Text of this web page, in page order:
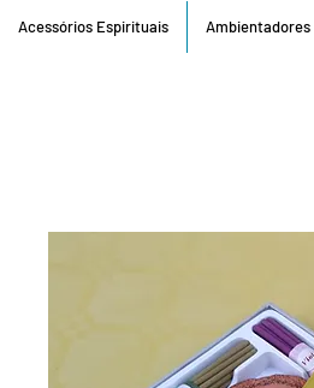
Acessórios Espirituais Ambientadores